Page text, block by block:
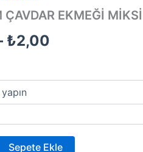
ÇAVDAR EKMEĞİ MİKSİ
₺2,00
₺1,00
Sepete Ekle